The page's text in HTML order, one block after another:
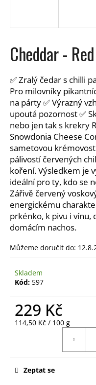
Cheddar -
✅ Zralý čedar s chilli
Pro milovníky
na párty ✅ Výrazný
upoutá pozornost ✅
nebo jen tak s krekry
Snowdonia Cheese
sametovou
pálivostí červených
koření. Výsledkem je
ideální pro ty, kdo se
Zářivě červený
energickému
prkénko, k pivu i
domácím nachos.
Můžeme doručit do:
Skladem
Kód: 597
229 Kč
Měrná
114,50 Kč / 100 g
Zeptat se
j
t
?
HLEDAT
D
o
p
o
r
u
č
u
j
e
m